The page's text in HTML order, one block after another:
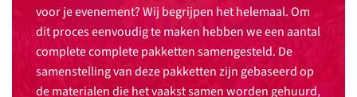
voor je evenement? Wij begrijpen het helemaal. Om
dit proces eenvoudig te maken hebben we een aantal
complete complete pakketten samengesteld. De
samenstelling van deze pakketten zijn gebaseerd op
de materialen die het vaakst samen worden gehuurd,